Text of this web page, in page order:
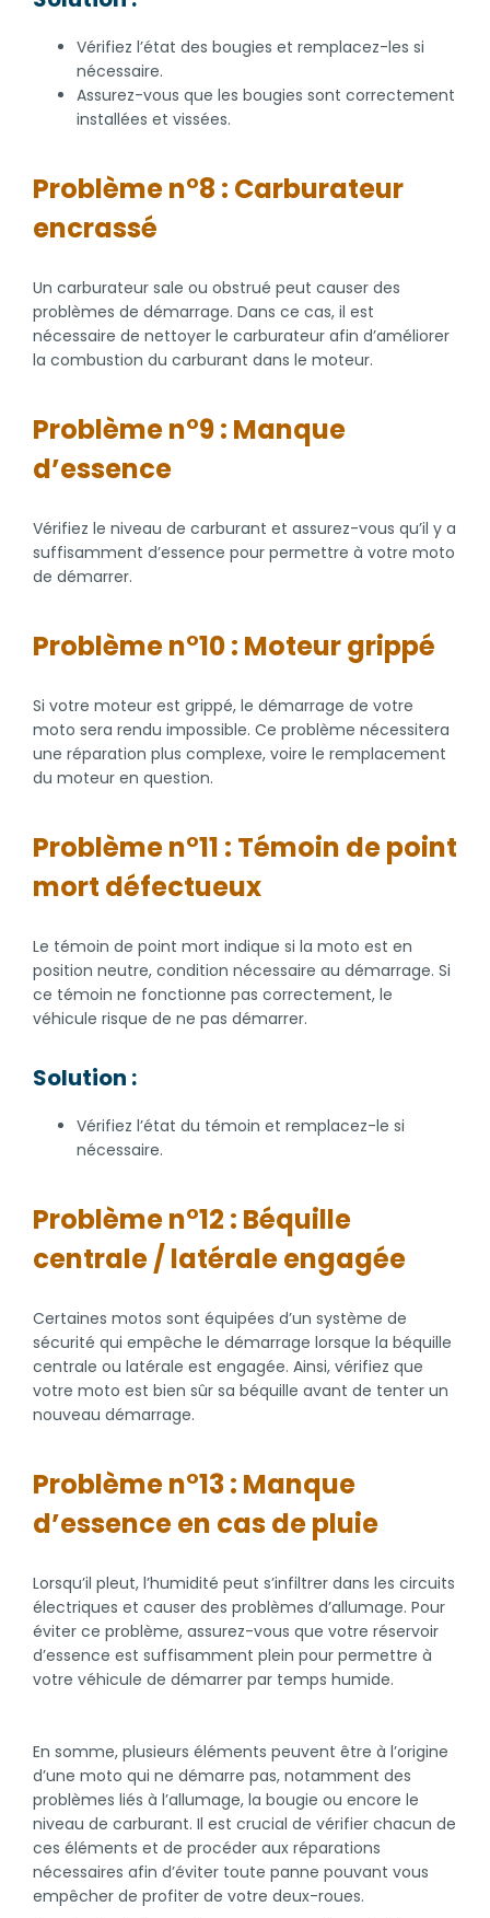
Vérifiez l’état des bougies et remplacez-les si
nécessaire.
Assurez-vous que les bougies sont correctement
installées et vissées.
Problème n°8 : Carburateur
encrassé
Un carburateur sale ou obstrué peut causer des
problèmes de démarrage. Dans ce cas, il est
nécessaire de nettoyer le carburateur afin d’améliorer
la combustion du carburant dans le moteur.
Problème n°9 : Manque
d’essence
Vérifiez le niveau de carburant et assurez-vous qu’il y a
suffisamment d’essence pour permettre à votre moto
de démarrer.
Problème n°10 : Moteur grippé
Si votre moteur est grippé, le démarrage de votre
moto sera rendu impossible. Ce problème nécessitera
une réparation plus complexe, voire le remplacement
du moteur en question.
Problème n°11 : Témoin de point
mort défectueux
Le témoin de point mort indique si la moto est en
position neutre, condition nécessaire au démarrage. Si
ce témoin ne fonctionne pas correctement, le
véhicule risque de ne pas démarrer.
Solution :
Vérifiez l’état du témoin et remplacez-le si
nécessaire.
Problème n°12 : Béquille
centrale / latérale engagée
Certaines motos sont équipées d’un système de
sécurité qui empêche le démarrage lorsque la béquille
centrale ou latérale est engagée. Ainsi, vérifiez que
votre moto est bien sûr sa béquille avant de tenter un
nouveau démarrage.
Problème n°13 : Manque
d’essence en cas de pluie
Lorsqu’il pleut, l’humidité peut s’infiltrer dans les circuits
électriques et causer des problèmes d’allumage. Pour
éviter ce problème, assurez-vous que votre réservoir
d’essence est suffisamment plein pour permettre à
votre véhicule de démarrer par temps humide.
En somme, plusieurs éléments peuvent être à l’origine
d’une moto qui ne démarre pas, notamment des
problèmes liés à l’allumage, la bougie ou encore le
niveau de carburant. Il est crucial de vérifier chacun de
ces éléments et de procéder aux réparations
nécessaires afin d’éviter toute panne pouvant vous
empêcher de profiter de votre deux-roues.